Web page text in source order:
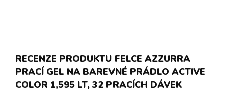
RECENZE PRODUKTU FELCE AZZURRA
PRACÍ GEL NA BAREVNÉ PRÁDLO ACTIVE
COLOR 1,595 LT, 32 PRACÍCH DÁVEK